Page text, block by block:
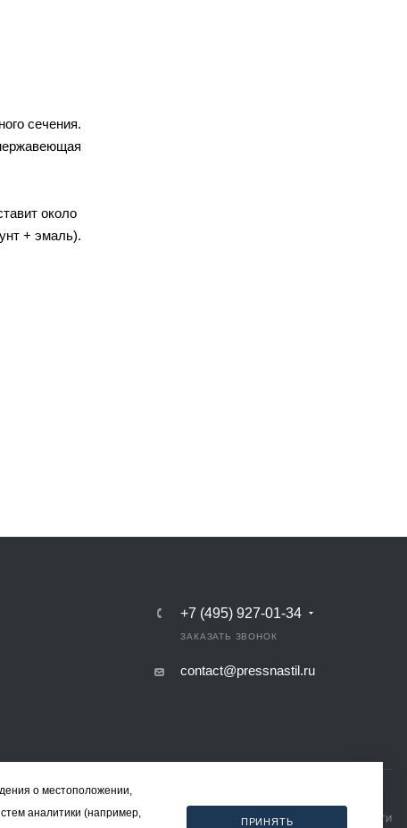
сечения.
около
+ эмаль).
+7 (495) 927-01-34
ЗАКАЗАТЬ ЗВОНОК
contact@pressnastil.ru
КАРТА САЙТА РЕКВИЗИТЫ ПОЛИТИКА КОНФИДЕНЦИАЛЬНОСТИ
о местоположении,
аналитики (например,
ПРИНЯТЬ